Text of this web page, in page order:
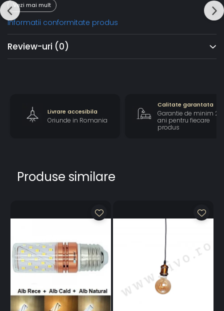
Tip Bec:E14
Tip Comutator:
Material:Metal
Culoare:Combinație de Auriu și Alb
Diametru: 60 cm
Tensiune de Alimentare:220V-240V
Vezi mai mult
Informatii conformitate produs
Review-uri (0)
Livrare accesibila
Oriunde in Romania
Calitate garantata
Garantie de minim 2
ani pentru fiecare
produs
Produse similare